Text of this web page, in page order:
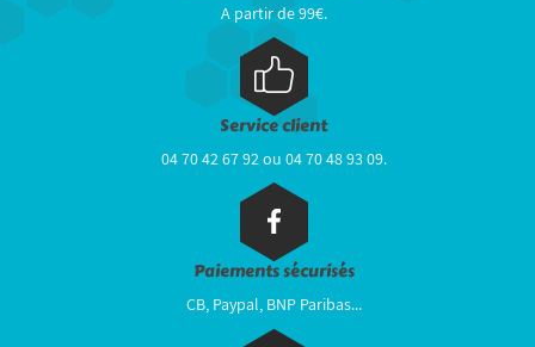
A partir de 99€.
Service client
04 70 42 67 92 ou 04 70 48 93 09.
Paiements sécurisés
CB, Paypal, BNP Paribas...